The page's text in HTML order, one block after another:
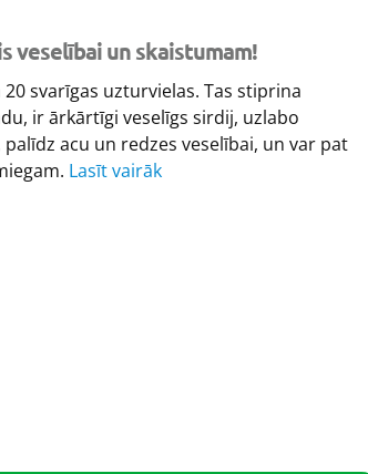
veselībai un skaistumam!
svarīgas uzturvielas. Tas stiprina
ir ārkārtīgi veselīgs sirdij, uzlabo
acu un redzes veselībai, un var pat
Lasīt vairāk